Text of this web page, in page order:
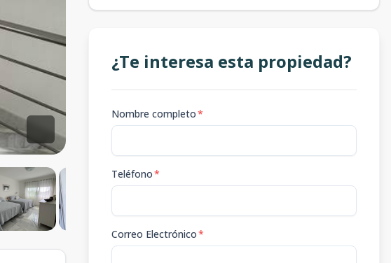
¿Te interesa esta propiedad?
Nombre completo*
Teléfono*
Correo Electrónico*